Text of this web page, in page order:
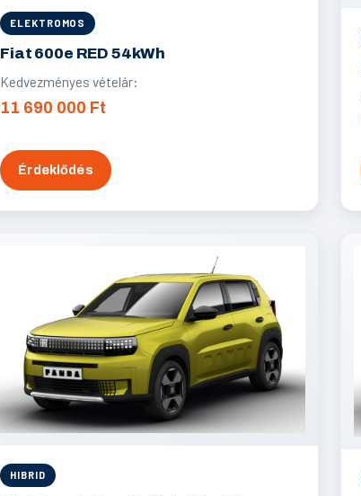
ELEKTROMOS
Fiat 600e RED 54kWh
Kedvezményes vételár:
11 690 000 Ft
Érdeklődés
HIBRID